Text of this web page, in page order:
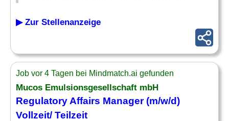
▶ Zur Stellenanzeige
Job vor 4 Tagen bei Mindmatch.ai gefunden
Mucos Emulsionsgesellschaft mbH
Regulatory Affairs Manager (m/w/d)
Vollzeit/ Teilzeit